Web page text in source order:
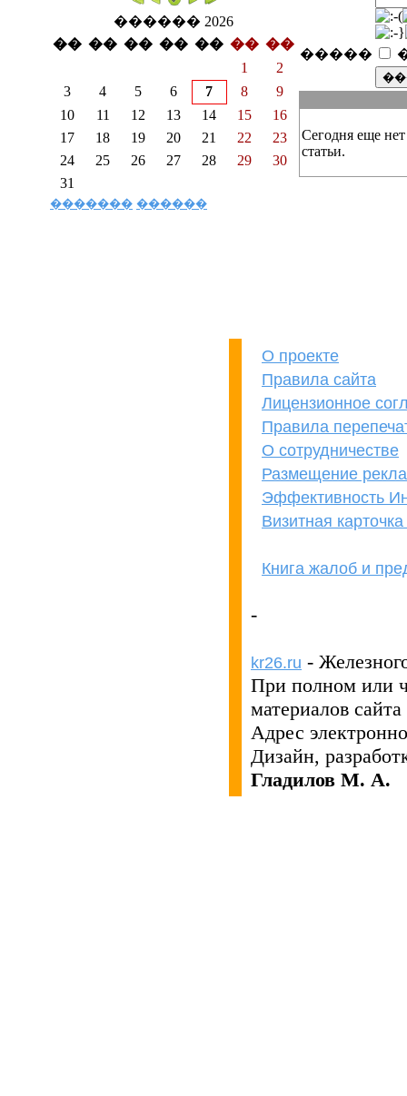
������ 2026
�� �� �� �� �� �� ��
1
2
3
4 5 6 7 8
9
10
11 12 13 14 15
16
17
18 19 20 21 22
23
24
25 26 27 28 29
30
31
������� ������
�����
Сегодня еще
статьи.
О проекте
Правила сайта
Лицензионное
Правила
О сотрудничестве
Размещение
Эффективность
Визитная
Книга жалоб и
-
kr26.ru -
При полном или
материалов
Адрес
Дизайн,
Гладилов М. А.